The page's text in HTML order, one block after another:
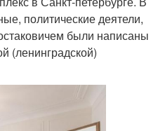
политические деятели,
были написаны
(ленинградской)